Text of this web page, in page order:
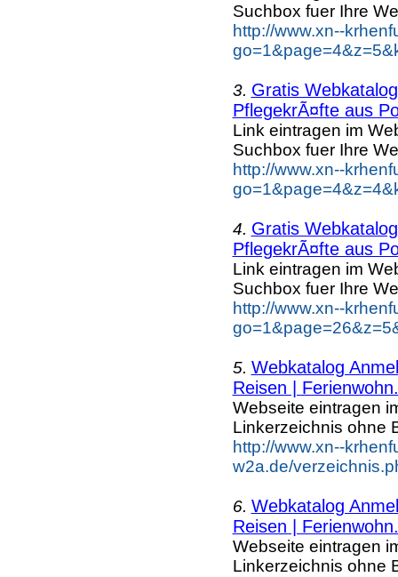
Suchbox fuer Ihre
http://www.xn--
3. Gratis
PflegekrÃ¤fte aus
Link eintragen im
Suchbox fuer Ihre
http://www.xn--
4. Gratis
PflegekrÃ¤fte aus
Link eintragen im
Suchbox fuer Ihre
http://www.xn--
5. Webkatalog
Reisen |
Webseite eintragen
Linkerzeichnis ohne
http://www.xn--
w2a.de/
6. Webkatalog
Reisen |
Webseite eintragen
Linkerzeichnis ohne